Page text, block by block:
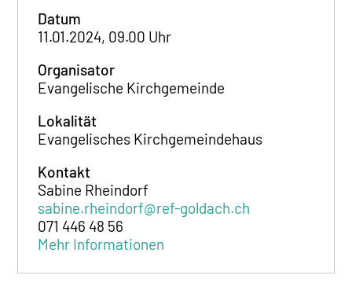
Datum
11.01.2024, 09.00 Uhr
Organisator
Evangelische Kirchgemeinde
Lokalität
Evangelisches Kirchgemeindehaus
Kontakt
Sabine Rheindorf
sabine.rheindorf@ref-goldach.ch
071 446 48 56
Mehr Informationen